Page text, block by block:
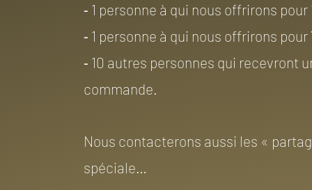
⁃ 1 personne à qui nous offrirons
⁃ 1 personne à qui nous offrirons
⁃ 10 autres personnes qui recevront
commande.
Nous contacterons aussi les «
spéciale…